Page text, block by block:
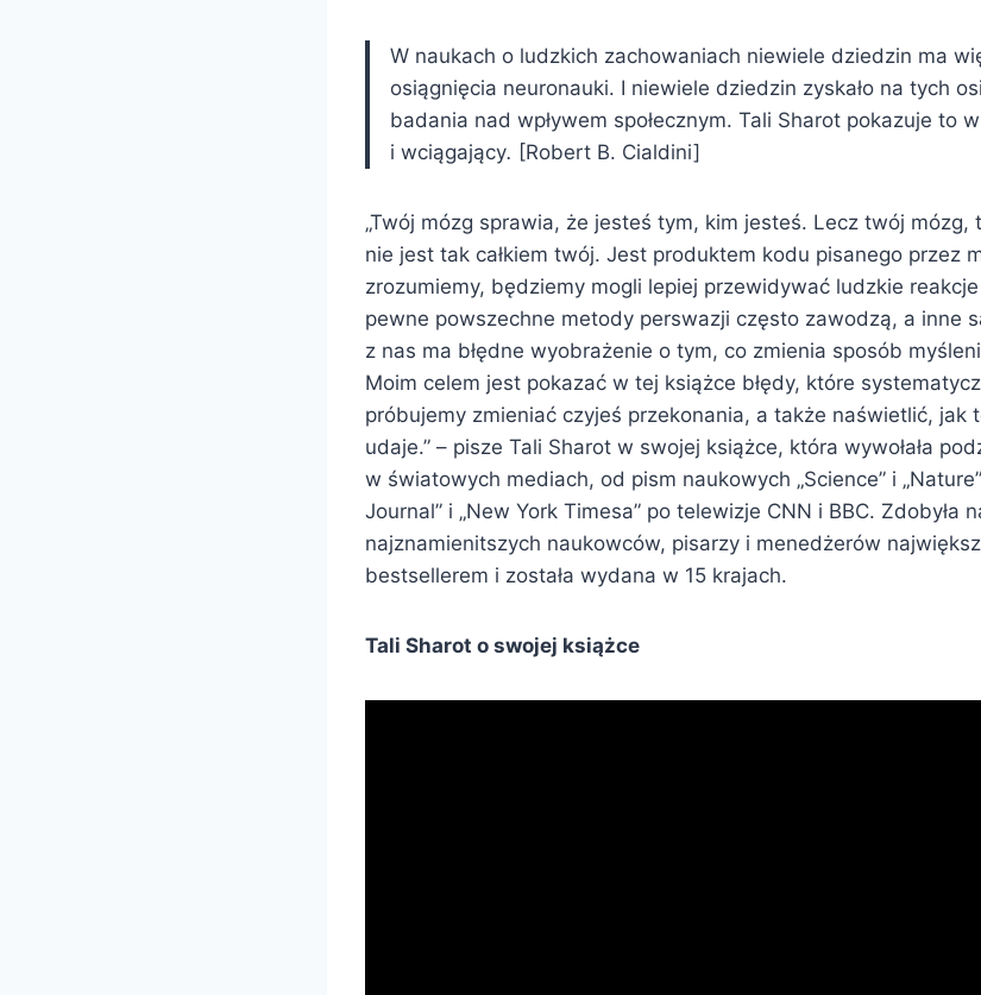
W naukach o ludzkich zachowaniach niewiele dziedzin ma
osiągnięcia neuronauki. I niewiele dziedzin zyskało na tych
badania nad wpływem społecznym. Tali Sharot pokazuje to
i wciągający. [Robert B. Cialdini]
„Twój mózg sprawia, że jesteś tym, kim jesteś. Lecz twój mózg,
nie jest tak całkiem twój. Jest produktem kodu pisanego przez
zrozumiemy, będziemy mogli lepiej przewidywać ludzkie
pewne powszechne metody perswazji często zawodzą, a inne
z nas ma błędne wyobrażenie o tym, co zmienia sposób
Moim celem jest pokazać w tej książce błędy, które
próbujemy zmieniać czyjeś przekonania, a także naświetlić, jak
udaje.” – pisze Tali Sharot w swojej książce, która wywołała
w światowych mediach, od pism naukowych „Science” i
Journal” i „New York Timesa” po telewizje CNN i BBC. Zdobyła
najznamienitszych naukowców, pisarzy i menedżerów
bestsellerem i została wydana w 15 krajach.
Tali Sharot o swojej książce